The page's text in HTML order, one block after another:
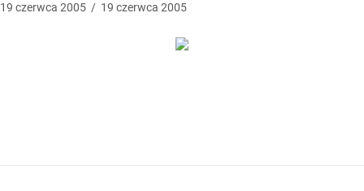
19 czerwca 2005 / 19 czerwca 2005